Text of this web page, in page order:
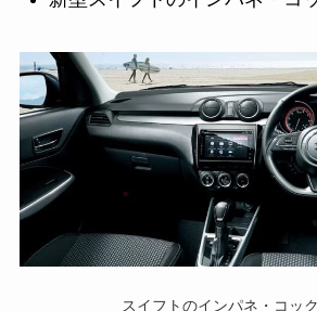
スイフトのインパネ・コッ